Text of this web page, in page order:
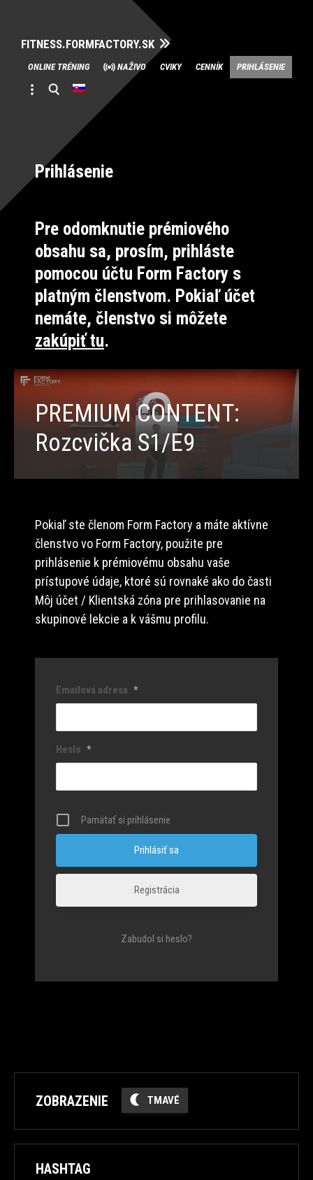
FITNESS.FORMFACTORY.SK
Skip
to
content
ONLINE TRÉNING NAŽIVO CVIKY CENNÍK PRIHLÁSENIE
Prihlásenie
Pre odomknutie prémiového
obsahu sa, prosím, prihláste
pomocou účtu Form Factory s
platným členstvom. Pokiaľ účet
nemáte, členstvo si môžete
zakúpiť tu.
PREMIUM CONTENT:
Rozcvička S1/E9
Pokiaľ ste členom Form Factory a máte aktívne
členstvo vo Form Factory, použite pre
prihlásenie k prémiovému obsahu vaše
prístupové údaje, ktoré sú rovnaké ako do časti
Môj účet / Klientská zóna pre prihlasovanie na
skupinové lekcie a k vášmu profilu.
Emailová adresa *
Heslo *
Pamätať si prihlásenie
Registrácia
Zabudol si heslo?
ZOBRAZENIE TMAVÉ
HASHTAG